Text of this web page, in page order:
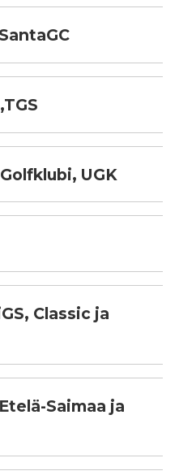
UGK
Classic ja
Saimaa ja